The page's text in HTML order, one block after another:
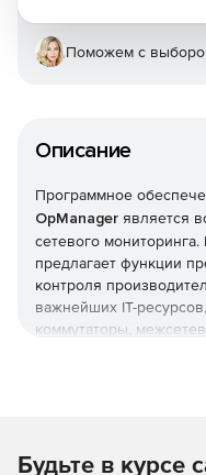
Описание
Программное
OpManager является
сетевого
предлагает функции
контроля
важнейших IT-
коммутаторы,
организационные
Поможем с
Будьте в курсе